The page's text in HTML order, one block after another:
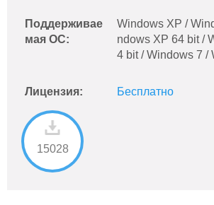
Поддерживае
мая ОС:
Windows XP /
ndows XP 64 bit /
4 bit / Windows 7 /
Лицензия: Бесплатно
15028